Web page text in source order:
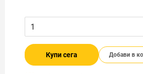
Купи сега Добави в